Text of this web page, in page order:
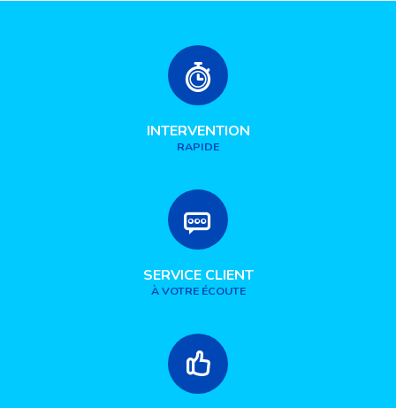
INTERVENTION
RAPIDE
SERVICE CLIENT
À VOTRE ÉCOUTE